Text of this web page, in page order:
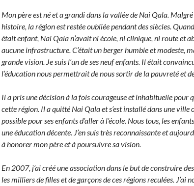
Mon père est né et a grandi dans la vallée de Nai Qala.
histoire, la région est restée oubliée pendant des siècles.
était enfant, Nai Qala n’avait ni école, ni clinique, ni route et
aucune infrastructure. C’était un berger humble et modeste,
grande vision. Je suis l’un de ses neuf enfants. Il était
l’éducation nous permettrait de nous sortir de la pauvreté et
Il a pris une décision à la fois courageuse et inhabituelle pour
cette région. Il a quitté Nai Qala et s’est installé dans une ville
possible pour ses enfants d’aller à l’école. Nous tous, les
une éducation décente. J’en suis très reconnaissante et
à honorer mon père et à poursuivre sa vision.
En 2007, j’ai créé une association dans le but de construire
les milliers de filles et de garçons de ces régions reculées. J’ai